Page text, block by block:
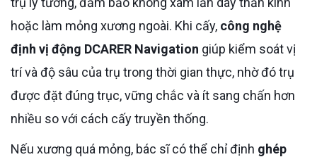
hoặc làm mỏng xương ngoài. Khi cấy, công nghệ
định vị động DCARER Navigation giúp kiểm soát vị
trí và độ sâu của trụ trong thời gian thực, nhờ đó trụ
được đặt đúng trục, vững chắc và ít sang chấn hơn
nhiều so với cách cấy truyền thống.
Nếu xương quá mỏng, bác sĩ có thể chỉ định ghép